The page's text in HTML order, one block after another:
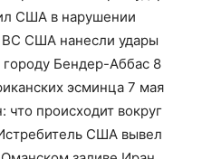
США в нарушении
ВС США нанесли удары
Бендер-Аббас 8
эсминца 7 мая
происходит вокруг
США вывел